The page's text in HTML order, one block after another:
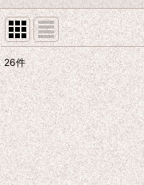
表示数:
並び順:
26件